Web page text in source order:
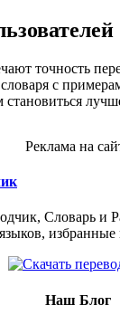
точность
с
Реклама на
Словарь и
избранные
Наш Блог